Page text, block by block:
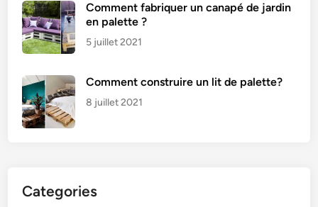
Comment fabriquer un canapé de jardin
en palette ?
5 juillet 2021
Comment construire un lit de palette?
8 juillet 2021
Categories